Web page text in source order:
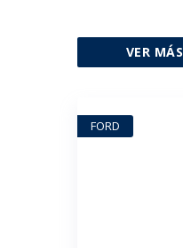
VER MÁS
FORD